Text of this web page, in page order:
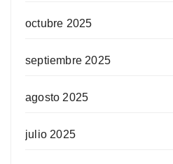
octubre 2025
septiembre 2025
agosto 2025
julio 2025